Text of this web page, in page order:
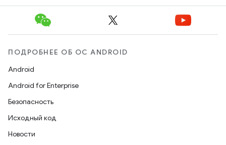
ПОДРОБНЕЕ ОБ ОС ANDROID
Android
Android for Enterprise
Безопасность
Исходный код
Новости